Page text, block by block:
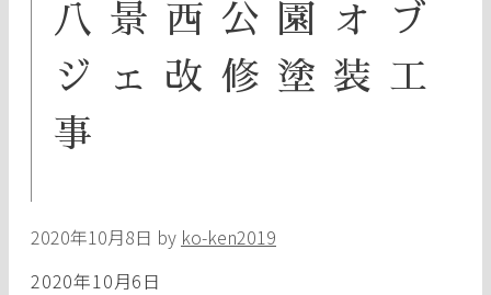
八景西公園オブ
ジェ改修塗装工
事
2020年10月8日 by ko-ken2019
2020年10月6日